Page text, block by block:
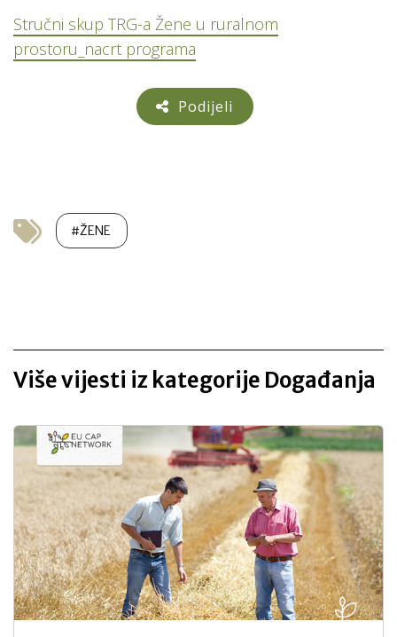
Stručni skup TRG-a Žene u ruralnom
prostoru_nacrt programa
Podijeli
#ŽENE
Više vijesti iz kategorije Događanja